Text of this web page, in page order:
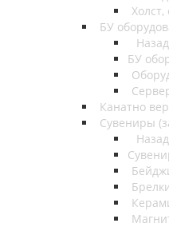
Холст,
БУ
Назад
БУ
Канатно
Сувениры
Назад